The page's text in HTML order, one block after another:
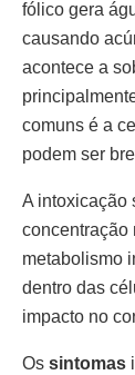
fólico gera
causando
acontece a
comuns é a
podem ser
A intoxicação
concentração
metabolismo
dentro das
impacto no
Os sintomas